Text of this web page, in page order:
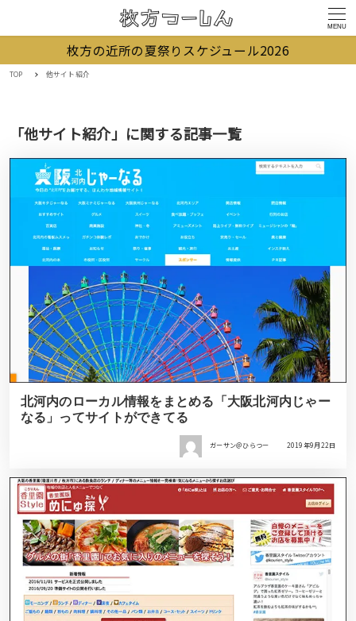
MENU
枚方の近所の夏祭りスケジュール2026
TOP 他サイト紹介
「他サイト紹介」に関する記事一覧
北河内のローカル情報をまとめる「大阪北河内じゃー
なる」ってサイトができてる
ガーサン＠ひらつー 2019年9月22日